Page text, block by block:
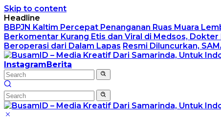
Skip to content
Headline
BBPJN Kaltim Percepat Penanganan Ruas Muara
Berkomentar Kurang Etis dan Viral di Medsos,
Beroperasi dari Dalam Lapas Resmi Diluncurkan,
InstagramBerita